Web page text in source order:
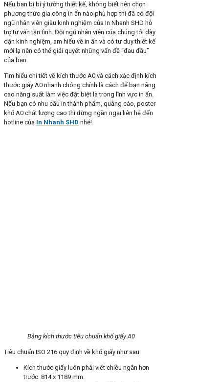
Nếu bạn bị bí ý tưởng thiết kế, không biết nên chọn
phương thức gia công in ấn nào phù hợp thì đã có đội
ngũ nhân viên giàu kinh nghiệm của In Nhanh SHD hỗ
trợ tư vấn tận tình. Đội ngũ nhân viên của chúng tôi dày
dặn kinh nghiệm, am hiểu về in ấn và có tư duy thiết kế
mới lạ nên có thể giải quyết những vấn đề “đau đầu”
của bạn.
Tìm hiểu chi tiết về kích thước A0 và cách xác định kích
thước giấy A0 nhanh chóng chính là cách để bạn nâng
cao năng suất làm việc đặt biệt là trong lĩnh vực in ấn.
Nếu bạn có nhu cầu in thành phẩm, quảng cáo, poster
khổ A0 chất lượng cao thì đừng ngần ngại liên hệ đến
hotline của In Nhanh SHD nhé!
Bảng kích thước tiêu chuẩn khổ giấy A0
Tiêu chuẩn ISO 216 quy định về khổ giấy như sau:
Kích thước giấy luôn phải viết chiều ngắn hơn
trước: 814 x 1189 mm.